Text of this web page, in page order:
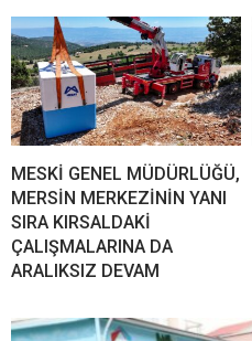
MESKİ GENEL MÜDÜRLÜĞÜ,
MERSİN MERKEZİNİN YANI
SIRA KIRSALDAKİ
ÇALIŞMALARINA DA
ARALIKSIZ DEVAM